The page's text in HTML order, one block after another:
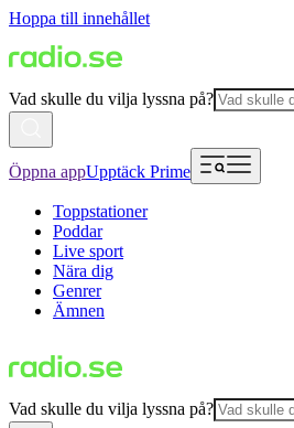
Hoppa till innehållet
Vad skulle du vilja lyssna på?
Öppna appUpptäck Prime
Toppstationer
Poddar
Live sport
Nära dig
Genrer
Ämnen
Vad skulle du vilja lyssna på?